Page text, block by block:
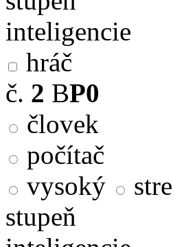
inteligencie
hráč
č. 2 BP0
človek
počítač
vysoký
stupeň